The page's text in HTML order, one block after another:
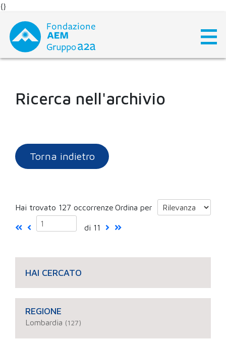
{}
content
Ricerca nell'archivio
Torna indietro
Hai trovato 127 occorrenze Ordina per
di 11
HAI CERCATO
REGIONE
Lombardia (127)